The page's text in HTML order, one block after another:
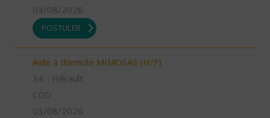
03/08/2026
POSTULER
Aide à domicile MIMOSAS (H/F)
34 - Hérault
CDD
03/08/2026